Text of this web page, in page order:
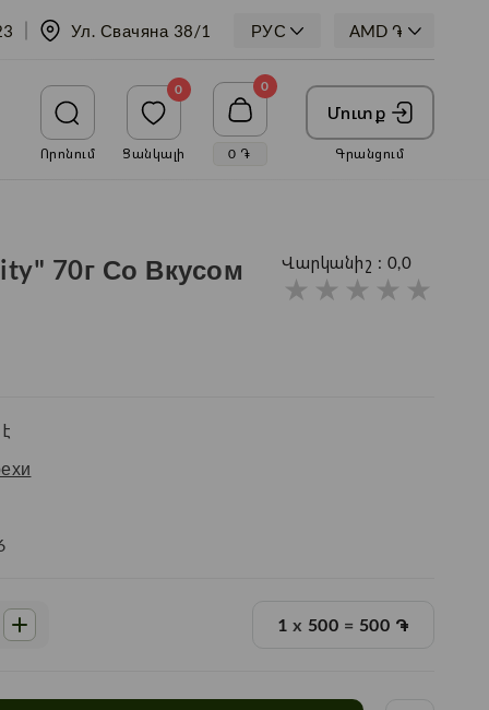
Ул. Свачяна 38/1 РУС
Որոնում
0
Ցանկալի
0
0 ֏
Մուտք
Գրանցում
70г Со Вкусом
Վարկանիշ : 0,0
★
★
★
★
★
1 x 500 = 500 ֏